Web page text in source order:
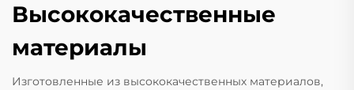
Высококачественные
материалы
Изготовленные из высококачественных материалов,